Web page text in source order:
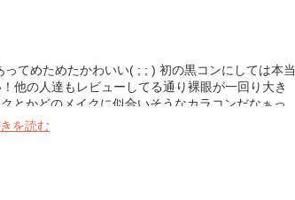
てめためたかわいい( ; ; ) 初の黒コンにしては本当
他の人達もレビューしてる通り裸眼が一回り大き
とかどのメイクに似合いそうなカラコンだなぁっ
を読む